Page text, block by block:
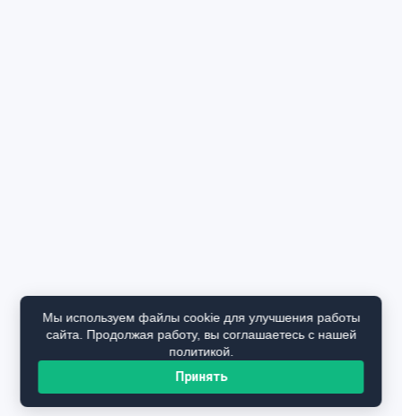
Мы используем файлы cookie для улучшения работы
сайта. Продолжая работу, вы соглашаетесь с нашей
политикой.
Принять